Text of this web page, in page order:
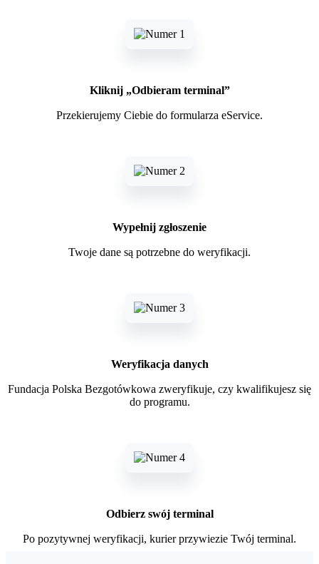
Kliknij „Odbieram terminal”
Przekierujemy Ciebie do formularza eService.
Wypełnij zgłoszenie
Twoje dane są potrzebne do weryfikacji.
Weryfikacja danych
Fundacja Polska Bezgotówkowa zweryfikuje, czy kwalifikujesz się
do programu.
Odbierz swój terminal
Po pozytywnej weryfikacji, kurier przywiezie Twój terminal.